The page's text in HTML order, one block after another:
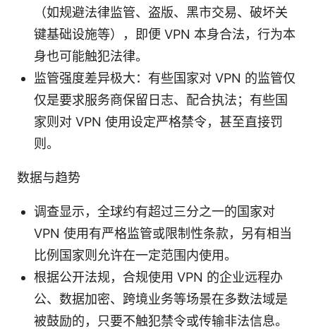
（如规避法律监管、盗版、黑市交易、破坏关
键基础设施等），即便 VPN 本身合法，行为本
身也可能触犯法律。
监管强度差异极大：有些国家对 VPN 的监管仅
仅是要求服务商保留日志、配合执法；有些国
家则对 VPN 使用设定严格禁令，甚至直接罚
则。
数据与趋势
调查显示，全球约有超过三分之一的国家对
VPN 使用有严格监管或限制性条款，另有相当
比例国家则允许在一定范围内使用。
根据公开法规，合规使用 VPN 的企业远程办
公、数据加密、跨境业务等场景在多数法域是
被鼓励的，只要不触犯禁令或传输非法信息。